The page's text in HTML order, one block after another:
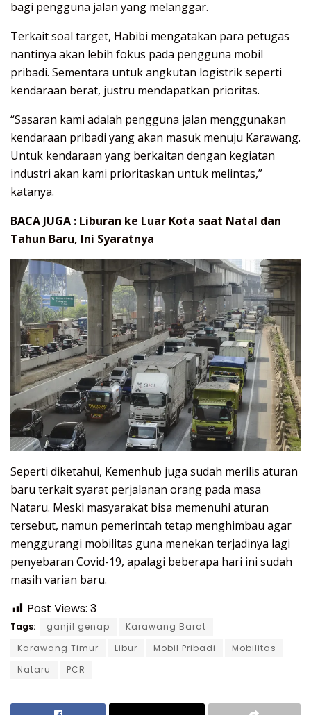
bagi pengguna jalan yang melanggar.
Terkait soal target, Habibi mengatakan para petugas
nantinya akan lebih fokus pada pengguna mobil
pribadi. Sementara untuk angkutan logistrik seperti
kendaraan berat, justru mendapatkan prioritas.
“Sasaran kami adalah pengguna jalan menggunakan
kendaraan pribadi yang akan masuk menuju Karawang.
Untuk kendaraan yang berkaitan dengan kegiatan
industri akan kami prioritaskan untuk melintas,”
katanya.
BACA JUGA : Liburan ke Luar Kota saat Natal dan
Tahun Baru, Ini Syaratnya
Seperti diketahui, Kemenhub juga sudah merilis aturan
baru terkait syarat perjalanan orang pada masa
Nataru. Meski masyarakat bisa memenuhi aturan
tersebut, namun pemerintah tetap menghimbau agar
menggurangi mobilitas guna menekan terjadinya lagi
penyebaran Covid-19, apalagi beberapa hari ini sudah
masih varian baru.
Post Views: 3
Tags: ganjil genap
Karawang Barat
Karawang Timur
Libur Mobil Pribadi
Mobilitas
Nataru
PCR